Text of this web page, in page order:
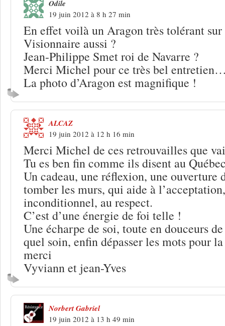
Odile
19 juin 2012 à 8 h 27 min
En effet voilà un Aragon très tolérant
Visionnaire aussi ?
Jean-Philippe Smet roi de Navarre ?
Merci Michel pour ce très bel
La photo d’Aragon est magnifique !
ALCAZ
19 juin 2012 à 12 h 16 min
Merci Michel de ces retrouvailles que
Tu es ben fin comme ils disent au
Un cadeau, une réflexion, une ouverture
tomber les murs, qui aide à
inconditionnel, au respect.
C’est d’une énergie de foi telle !
Une écharpe de soi, toute en douceurs
quel soin, enfin dépasser les mots pour
merci
Vyviann et jean-Yves
Norbert Gabriel
19 juin 2012 à 13 h 49 min